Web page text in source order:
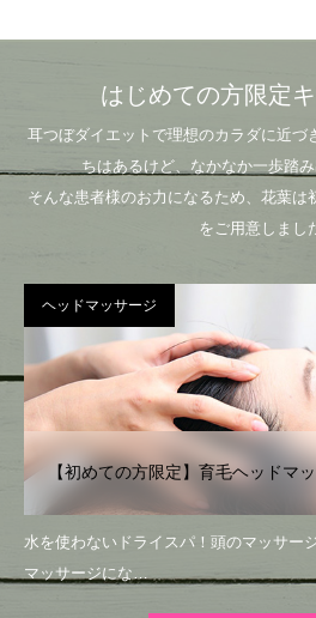
はじめての方限定
耳つぼダイエットで理想のカラダに近づ
ちはあるけど、なかなか一歩踏み
そんな患者様のお力になるため、花葉は
をご用意しまし
ヘッドマッサージ
【初めての方限定】育毛ヘッドマ
水を使わないドライスパ！頭のマッサー
マッサージにな…